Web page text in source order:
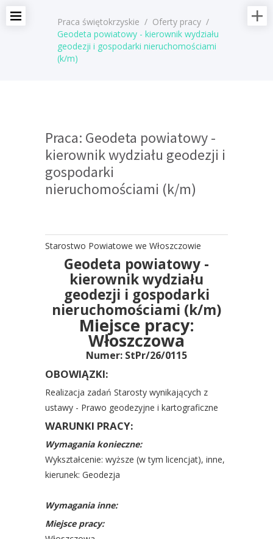
Praca świętokrzyskie / Oferty pracy /
Geodeta powiatowy - kierownik wydziału
geodezji i gospodarki nieruchomościami
(k/m)
Praca: Geodeta powiatowy -
kierownik wydziału geodezji i
gospodarki
nieruchomościami (k/m)
Starostwo Powiatowe we Włoszczowie
Geodeta powiatowy -
kierownik wydziału
geodezji i gospodarki
nieruchomościami (k/m)
Miejsce pracy:
Włoszczowa
Numer: StPr/26/0115
OBOWIĄZKI:
Realizacja zadań Starosty wynikających z
ustawy - Prawo geodezyjne i kartograficzne
WARUNKI PRACY:
Wymagania konieczne:
Wykształcenie: wyższe (w tym licencjat), inne,
kierunek: Geodezja
Wymagania inne:
Miejsce pracy: